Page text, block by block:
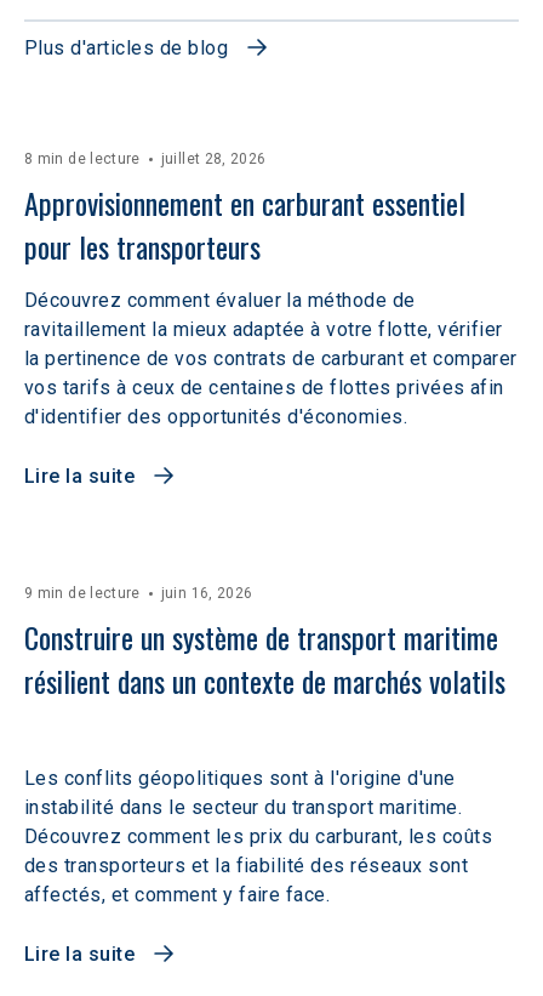
Plus d'articles de blog
8 min de lecture juillet 28, 2026
Approvisionnement en carburant essentiel
pour les transporteurs
Découvrez comment évaluer la méthode de
ravitaillement la mieux adaptée à votre flotte, vérifier
la pertinence de vos contrats de carburant et comparer
vos tarifs à ceux de centaines de flottes privées afin
d'identifier des opportunités d'économies.
Lire la suite
9 min de lecture juin 16, 2026
Construire un système de transport maritime
résilient dans un contexte de marchés volatils
Les conflits géopolitiques sont à l'origine d'une
instabilité dans le secteur du transport maritime.
Découvrez comment les prix du carburant, les coûts
des transporteurs et la fiabilité des réseaux sont
affectés, et comment y faire face.
Lire la suite